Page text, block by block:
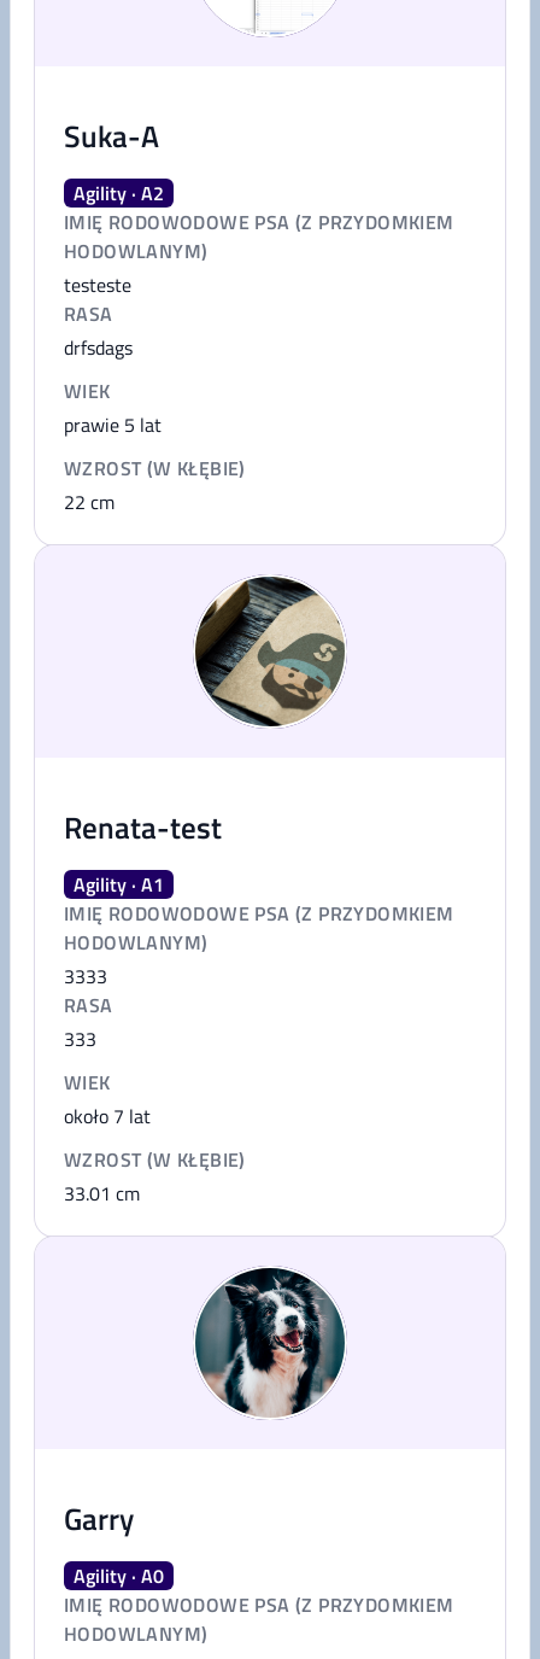
Suka-A
Agility · A2
IMIĘ RODOWODOWE PSA (Z PRZYDOMKIEM
HODOWLANYM)
testeste
RASA
drfsdags
WIEK
prawie 5 lat
WZROST (W KŁĘBIE)
22 cm
Renata-test
Agility · A1
IMIĘ RODOWODOWE PSA (Z PRZYDOMKIEM
HODOWLANYM)
3333
RASA
333
WIEK
około 7 lat
WZROST (W KŁĘBIE)
33.01 cm
Garry
Agility · A0
IMIĘ RODOWODOWE PSA (Z PRZYDOMKIEM
HODOWLANYM)